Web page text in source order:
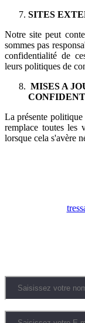
SITES
Notre site peut
sommes pas
confidentialité de
leurs politiques de
MISES A
La présente
remplace toutes les
lorsque cela s'avère